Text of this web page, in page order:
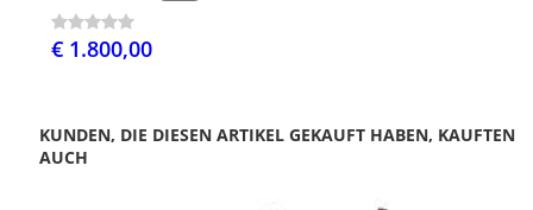
€ 1.800,00
KUNDEN, DIE DIESEN ARTIKEL GEKAUFT HABEN, KAUFTEN
AUCH